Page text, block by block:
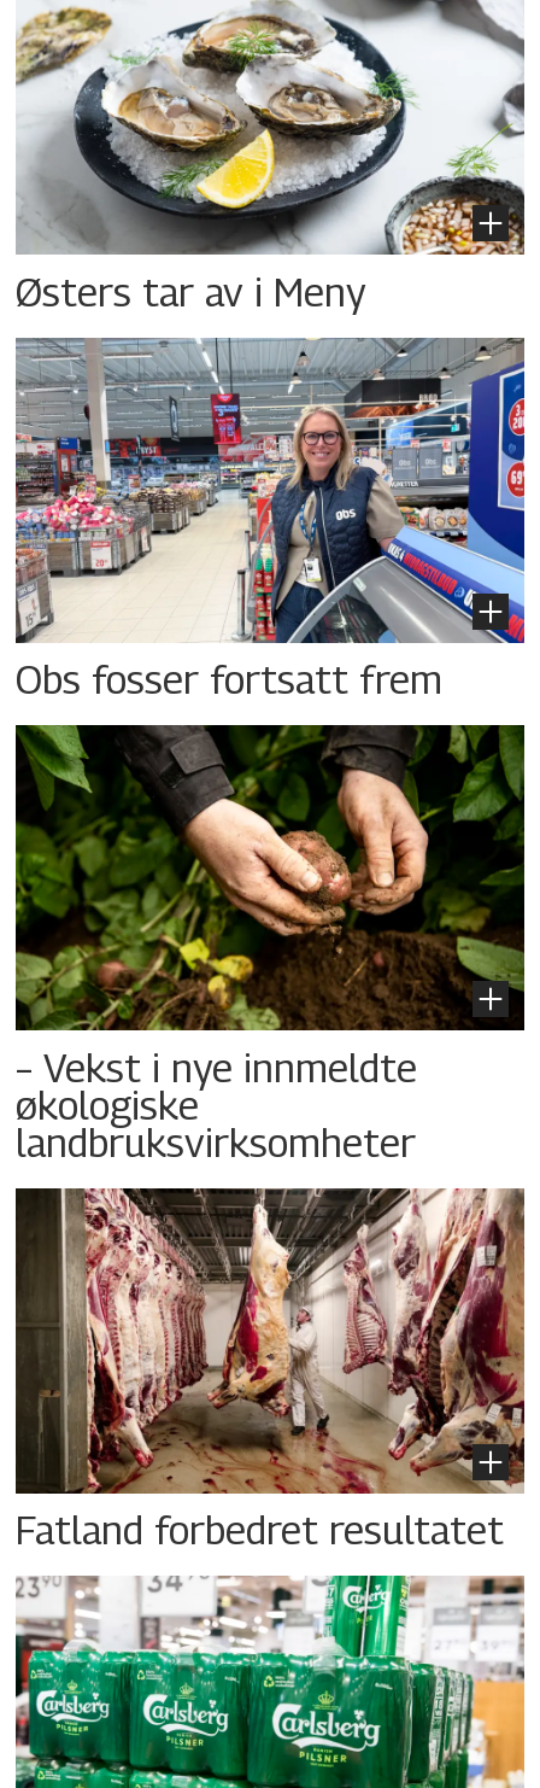
Østers tar av i Meny
Obs fosser fortsatt frem
– Vekst i nye innmeldte
økologiske
landbruksvirksomheter
Fatland forbedret resultatet